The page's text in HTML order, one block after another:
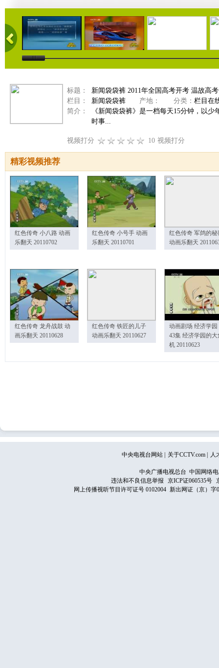
01:24 01:26 01:21
标题：
新闻袋袋裤 2011年全国高考开考 温故高考
栏目：
新闻袋袋裤 产地： 分类： 栏目在
简介：
《新闻袋袋裤》是一档每天15分钟，以
时事...
视频打分 10 视频打分
精彩视频推荐
红色传奇 小八路 动画
乐翻天 20110702
红色传奇 小号手 动画
乐翻天 20110701
红色传奇 军鸽的秘
动画乐翻天
红色传奇 龙舟战鼓 动
画乐翻天 20110628
红色传奇 铁匠的儿子
动画乐翻天 20110627
动画剧场 经济学园
43集 经济学园的大
机 20110623
中央电视台网站 关于CCTV.com 人
中央广播电视总台 中国网络
违法和不良信息举报
京ICP证060535号
网上传播视听节目许可证号 0102004 新出网证（京）